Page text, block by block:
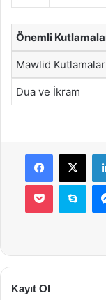
Önemli
Mawlid
Dua ve İkram
Facebook
X
Pocket
Kayıt Ol